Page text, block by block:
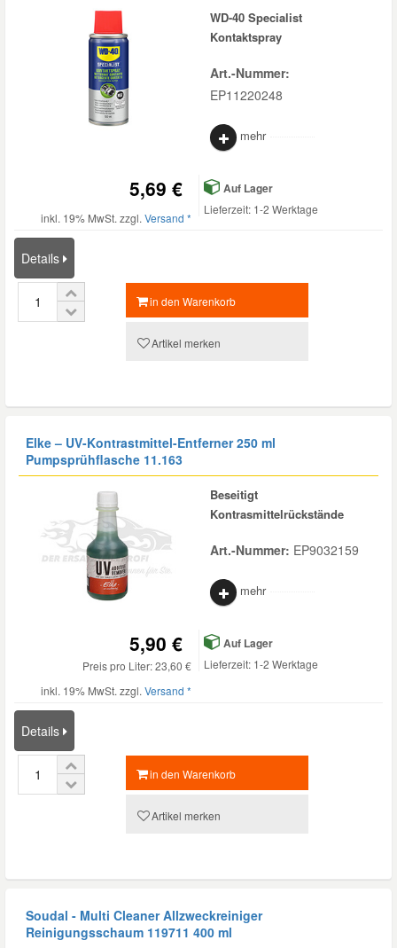
WD-40 Specialist
Kontaktspray
Art.-Nummer:
EP11220248
mehr
5,69 €
inkl. 19% MwSt. zzgl. Versand *
Auf Lager
Lieferzeit: 1-2 Werktage
Details
in den Warenkorb
Artikel merken
Elke – UV-Kontrastmittel-Entferner 250 ml
Pumpsprühflasche 11.163
Beseitigt
Kontrasmittelrückstände
Art.-Nummer: EP9032159
mehr
5,90 €
Preis pro Liter: 23,60 €
inkl. 19% MwSt. zzgl. Versand *
Auf Lager
Lieferzeit: 1-2 Werktage
Details
in den Warenkorb
Artikel merken
Soudal - Multi Cleaner Allzweckreiniger
Reinigungsschaum 119711 400 ml